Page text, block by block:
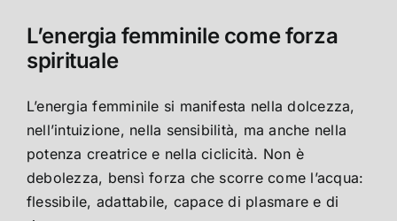
L’energia femminile come forza
spirituale
L’energia femminile si manifesta nella dolcezza,
nell’intuizione, nella sensibilità, ma anche nella
potenza creatrice e nella ciclicità. Non è
debolezza, bensì forza che scorre come l’acqua:
flessibile, adattabile, capace di plasmare e di